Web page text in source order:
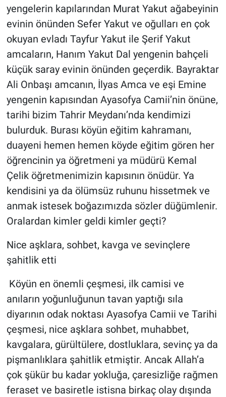
yengelerin kapılarından Murat Yakut ağabeyinin
evinin önünden Sefer Yakut ve oğulları en çok
okuyan evladı Tayfur Yakut ile Şerif Yakut
amcaların, Hanım Yakut Dal yengenin bahçeli
küçük saray evinin önünden geçerdik. Bayraktar
Ali Onbaşı amcanın, İlyas Amca ve eşi Emine
yengenin kapısından Ayasofya Camii’nin önüne,
tarihi bizim Tahrir Meydanı’nda kendimizi
bulurduk. Burası köyün eğitim kahramanı,
duayeni hemen hemen köyde eğitim gören her
öğrencinin ya öğretmeni ya müdürü Kemal
Çelik öğretmenimizin kapısının önüdür. Ya
kendisini ya da ölümsüz ruhunu hissetmek ve
anmak istesek boğazımızda sözler düğümlenir.
Oralardan kimler geldi kimler geçti?
Nice aşklara, sohbet, kavga ve sevinçlere
şahitlik etti
Köyün en önemli çeşmesi, ilk camisi ve
anıların yoğunluğunun tavan yaptığı sıla
diyarının odak noktası Ayasofya Camii ve Tarihi
çeşmesi, nice aşklara sohbet, muhabbet,
kavgalara, gürültülere, dostluklara, sevinç ya da
pişmanlıklara şahitlik etmiştir. Ancak Allah’a
çok şükür bu kadar yokluğa, çaresizliğe rağmen
feraset ve basiretle istisna birkaç olay dışında